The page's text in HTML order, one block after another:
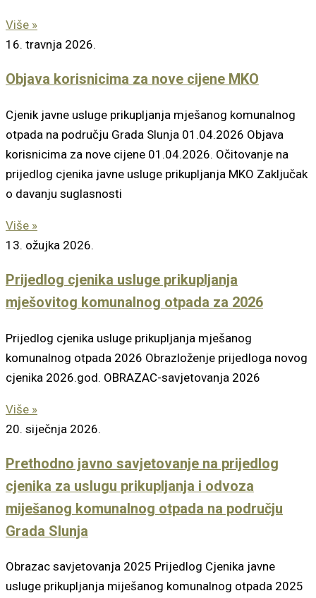
Više »
16. travnja 2026.
Objava korisnicima za nove cijene MKO
Cjenik javne usluge prikupljanja mješanog komunalnog
otpada na području Grada Slunja 01.04.2026 Objava
korisnicima za nove cijene 01.04.2026. Očitovanje na
prijedlog cjenika javne usluge prikupljanja MKO Zaključak
o davanju suglasnosti
Više »
13. ožujka 2026.
Prijedlog cjenika usluge prikupljanja
mješovitog komunalnog otpada za 2026
Prijedlog cjenika usluge prikupljanja mješanog
komunalnog otpada 2026 Obrazloženje prijedloga novog
cjenika 2026.god. OBRAZAC-savjetovanja 2026
Više »
20. siječnja 2026.
Prethodno javno savjetovanje na prijedlog
cjenika za uslugu prikupljanja i odvoza
miješanog komunalnog otpada na području
Grada Slunja
Obrazac savjetovanja 2025 Prijedlog Cjenika javne
usluge prikupljanja miješanog komunalnog otpada 2025